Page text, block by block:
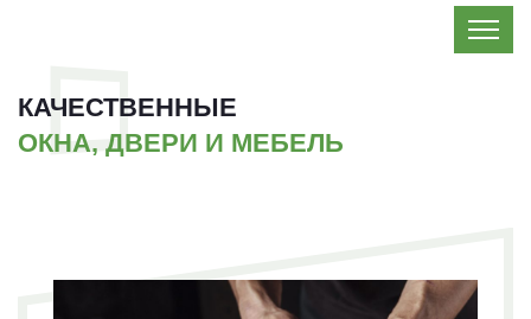
КАЧЕСТВЕННЫЕ
ОКНА, ДВЕРИ И МЕБЕЛЬ